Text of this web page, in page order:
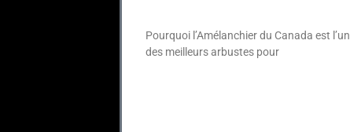
Pourquoi l’Amélanchier du Canada est l’un
des meilleurs arbustes pour